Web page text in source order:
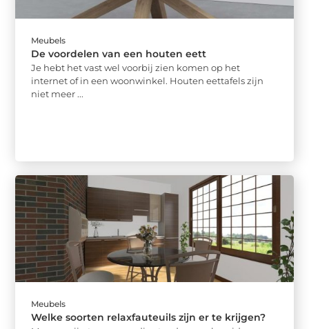
Meubels
De voordelen van een houten eett
Je hebt het vast wel voorbij zien komen op het
internet of in een woonwinkel. Houten eettafels zijn
niet meer ...
Meubels
Welke soorten relaxfauteuils zijn er te krijgen?